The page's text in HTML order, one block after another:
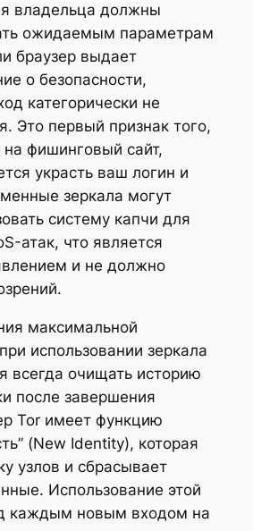
владельца должны
ожидаемым параметрам
браузер выдает
о безопасности,
категорически не
Это первый признак того,
фишинговый сайт,
украсть ваш логин и
зеркала могут
систему капчи для
атак, что является
и не должно
максимальной
использовании зеркала
всегда очищать историю
после завершения
Tor имеет функцию
(New Identity), которая
узлов и сбрасывает
Использование этой
каждым новым входом на